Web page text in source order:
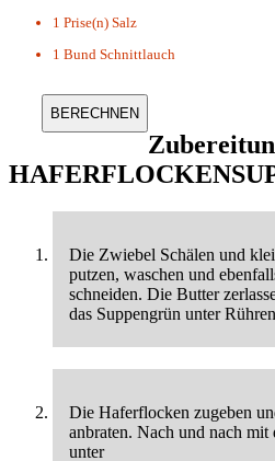
1 Prise(n) Salz
1 Bund Schnittlauch
Die Zwiebel Schälen und
putzen, waschen und
schneiden. Die Butter
das Suppengrün unter
Die Haferflocken zugeben
anbraten. Nach und nach
unter